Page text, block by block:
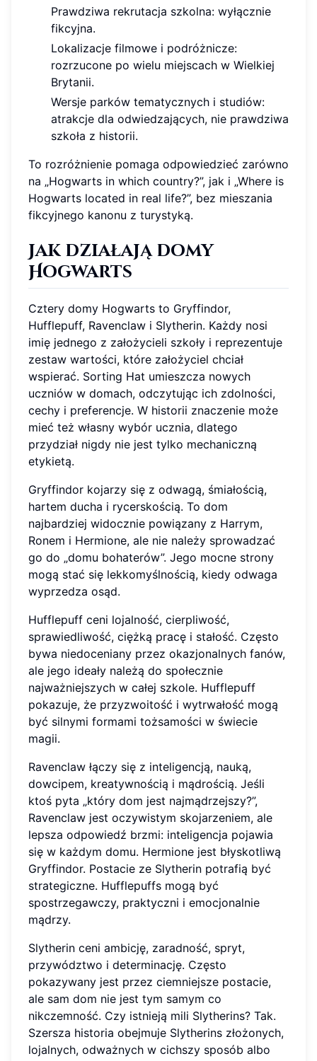
Prawdziwa rekrutacja szkolna: wyłącznie
fikcyjna.
Lokalizacje filmowe i podróżnicze:
rozrzucone po wielu miejscach w Wielkiej
Brytanii.
Wersje parków tematycznych i studiów:
atrakcje dla odwiedzających, nie prawdziwa
szkoła z historii.
To rozróżnienie pomaga odpowiedzieć zarówno
na „Hogwarts in which country?”, jak i „Where is
Hogwarts located in real life?”, bez mieszania
fikcyjnego kanonu z turystyką.
Jak działają domy
Hogwarts
Cztery domy Hogwarts to Gryffindor,
Hufflepuff, Ravenclaw i Slytherin. Każdy nosi
imię jednego z założycieli szkoły i reprezentuje
zestaw wartości, które założyciel chciał
wspierać. Sorting Hat umieszcza nowych
uczniów w domach, odczytując ich zdolności,
cechy i preferencje. W historii znaczenie może
mieć też własny wybór ucznia, dlatego
przydział nigdy nie jest tylko mechaniczną
etykietą.
Gryffindor kojarzy się z odwagą, śmiałością,
hartem ducha i rycerskością. To dom
najbardziej widocznie powiązany z Harrym,
Ronem i Hermione, ale nie należy sprowadzać
go do „domu bohaterów”. Jego mocne strony
mogą stać się lekkomyślnością, kiedy odwaga
wyprzedza osąd.
Hufflepuff ceni lojalność, cierpliwość,
sprawiedliwość, ciężką pracę i stałość. Często
bywa niedoceniany przez okazjonalnych fanów,
ale jego ideały należą do społecznie
najważniejszych w całej szkole. Hufflepuff
pokazuje, że przyzwoitość i wytrwałość mogą
być silnymi formami tożsamości w świecie
magii.
Ravenclaw łączy się z inteligencją, nauką,
dowcipem, kreatywnością i mądrością. Jeśli
ktoś pyta „który dom jest najmądrzejszy?”,
Ravenclaw jest oczywistym skojarzeniem, ale
lepsza odpowiedź brzmi: inteligencja pojawia
się w każdym domu. Hermione jest błyskotliwą
Gryffindor. Postacie ze Slytherin potrafią być
strategiczne. Hufflepuffs mogą być
spostrzegawczy, praktyczni i emocjonalnie
mądrzy.
Slytherin ceni ambicję, zaradność, spryt,
przywództwo i determinację. Często
pokazywany jest przez ciemniejsze postacie,
ale sam dom nie jest tym samym co
nikczemność. Czy istnieją mili Slytherins? Tak.
Szersza historia obejmuje Slytherins złożonych,
lojalnych, odważnych w cichszy sposób albo